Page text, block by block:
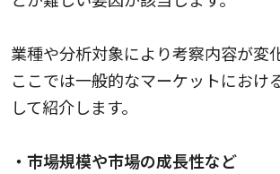
業種や分析対象により考察内容が変
ここでは一般的なマーケットにおけ
して紹介します。
・市場規模や市場の成長性など